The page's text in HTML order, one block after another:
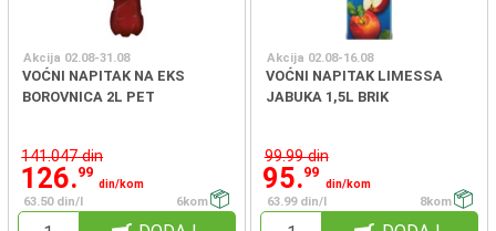
Akcija 02.08-31.08
VOĆNI NAPITAK NA EKS
BOROVNICA 2L PET
141.047 din
126.99
din/kom
63.50 din/l
6kom
Akcija 02.08-16.08
VOĆNI NAPITAK LIMESSA
JABUKA 1,5L BRIK
99.99 din
95.99
din/kom
63.99 din/l
8kom